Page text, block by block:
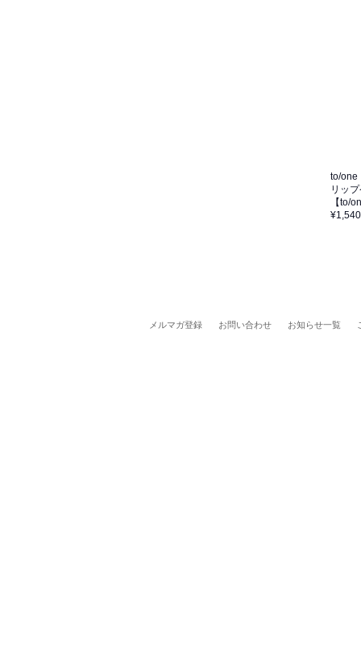
to/one
リッ
【to/
¥1,540
メルマガ登録 お問い合わせ お知らせ一覧